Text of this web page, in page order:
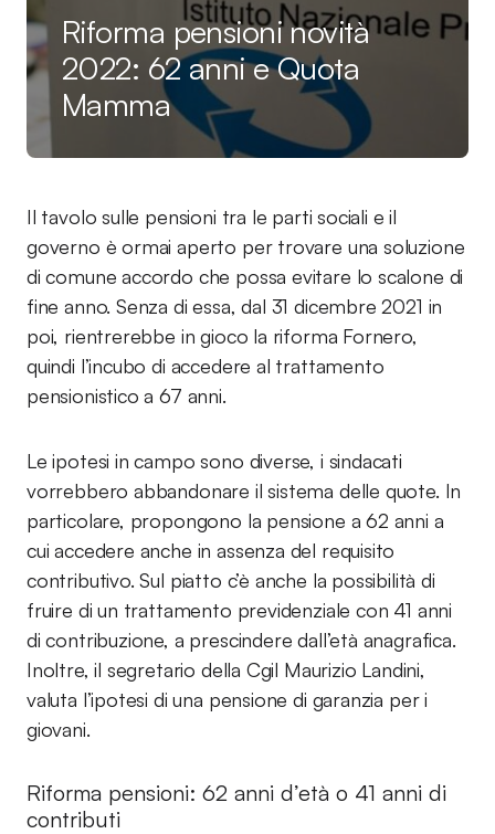
Riforma pensioni novità
2022: 62 anni e Quota
Mamma
Il tavolo sulle pensioni tra le parti sociali e il
governo è ormai aperto per trovare una soluzione
di comune accordo che possa evitare lo scalone di
fine anno. Senza di essa, dal 31 dicembre 2021 in
poi, rientrerebbe in gioco la riforma Fornero,
quindi l’incubo di accedere al trattamento
pensionistico a 67 anni.
Le ipotesi in campo sono diverse, i sindacati
vorrebbero abbandonare il sistema delle quote. In
particolare, propongono la pensione a 62 anni a
cui accedere anche in assenza del requisito
contributivo. Sul piatto c’è anche la possibilità di
fruire di un trattamento previdenziale con 41 anni
di contribuzione, a prescindere dall’età anagrafica.
Inoltre, il segretario della Cgil Maurizio Landini,
valuta l’ipotesi di una pensione di garanzia per i
giovani.
Riforma pensioni: 62 anni d’età o 41 anni di
contributi